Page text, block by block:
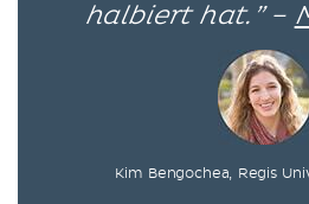
halbiert hat.” –
Kim Bengochea, Regis